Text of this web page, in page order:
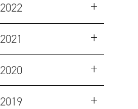
2022
2021
2020
2019